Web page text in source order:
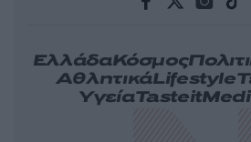
ΕλλάδαΚόσμος
ΑθλητικάLifestyle
ΥγείαTasteit